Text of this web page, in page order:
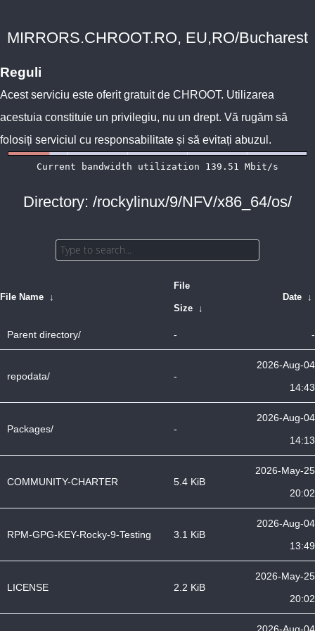
MIRRORS.CHROOT.RO, EU,RO/Bucharest
Reguli
Acest serviciu este oferit gratuit de CHROOT. Utilizarea
acestuia constituie un privilegiu, nu un drept. Vă rugăm să
folosiți serviciul cu responsabilitate și să evitați abuzul.
Directory: /rockylinux/9/NFV/x86_64/os/
File Name ↓
File
Size ↓
Date ↓
Parent directory/ - -
repodata/ -
2026-Aug-04
14:43
Packages/ -
2026-Aug-04
14:13
COMMUNITY-CHARTER 5.4 KiB
2026-May-25
20:02
RPM-GPG-KEY-Rocky-9-Testing 3.1 KiB
2026-Aug-04
13:49
LICENSE 2.2 KiB
2026-May-25
20:02